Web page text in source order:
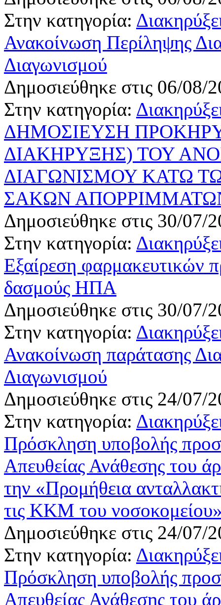
Στην κατηγορία:
Ανακοίνωση Περίληψης
Διαγωνισμού
Δημοσιεύθηκε στις 06/08/
Στην κατηγορία:
ΔΗΜΟΣΙΕΥΣΗ
ΔΙΑΚΗΡΥΞΗΣ) ΤΟΥ
ΔΙΑΓΩΝΙΣΜΟΥ ΚΑΤΩ
ΣΑΚΩΝ ΑΠΟΡΡΙΜΜΑΤΩΝ
Δημοσιεύθηκε στις 30/07/
Στην κατηγορία:
Εξαίρεση φαρμακευτικών
δασμούς ΗΠΑ
Δημοσιεύθηκε στις 30/07/
Στην κατηγορία:
Ανακοίνωση παράτασης
Διαγωνισμού
Δημοσιεύθηκε στις 24/07/
Στην κατηγορία:
Πρόσκληση υποβολής
Απευθείας Ανάθεσης του
την «Προμήθεια
τις ΚΚΜ του
Δημοσιεύθηκε στις 24/07/
Στην κατηγορία:
Πρόσκληση υποβολής
Απευθείας Ανάθεσης του